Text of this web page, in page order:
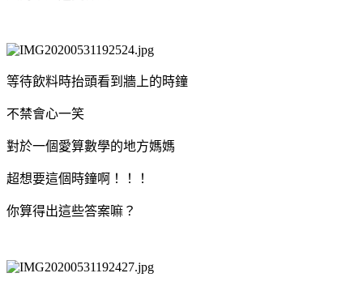
等待飲料時抬頭看到牆上的時鐘
不禁會心一笑
對於一個愛算數學的地方媽媽
超想要這個時鐘啊！！！
你算得出這些答案嘛？